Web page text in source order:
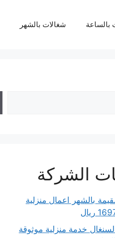
بالساعة شغالات بالشهر
الشركة
بالشهر اعمال منزلية
خدمة منزلية موثوقة